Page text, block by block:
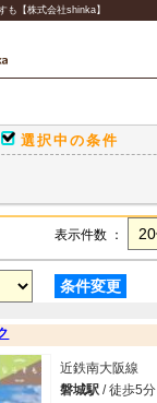
も【株式会社shinka】
選択中の条件
表示件数 ：
条件変更
近鉄南大阪線
磐城駅 / 徒歩5分